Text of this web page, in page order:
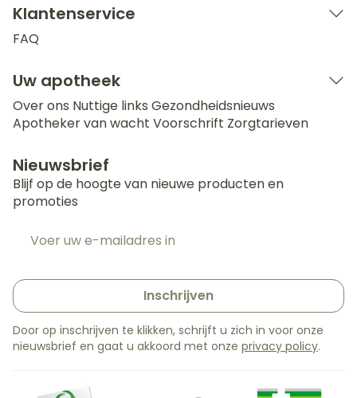
Klantenservice
FAQ
Uw apotheek
Over ons Nuttige links Gezondheidsnieuws
Apotheker van wacht Voorschrift Zorgtarieven
Nieuwsbrief
Blijf op de hoogte van nieuwe producten en
promoties
Inschrijven
Door op inschrijven te klikken, schrijft u zich in voor onze
nieuwsbrief en gaat u akkoord met onze privacy policy.